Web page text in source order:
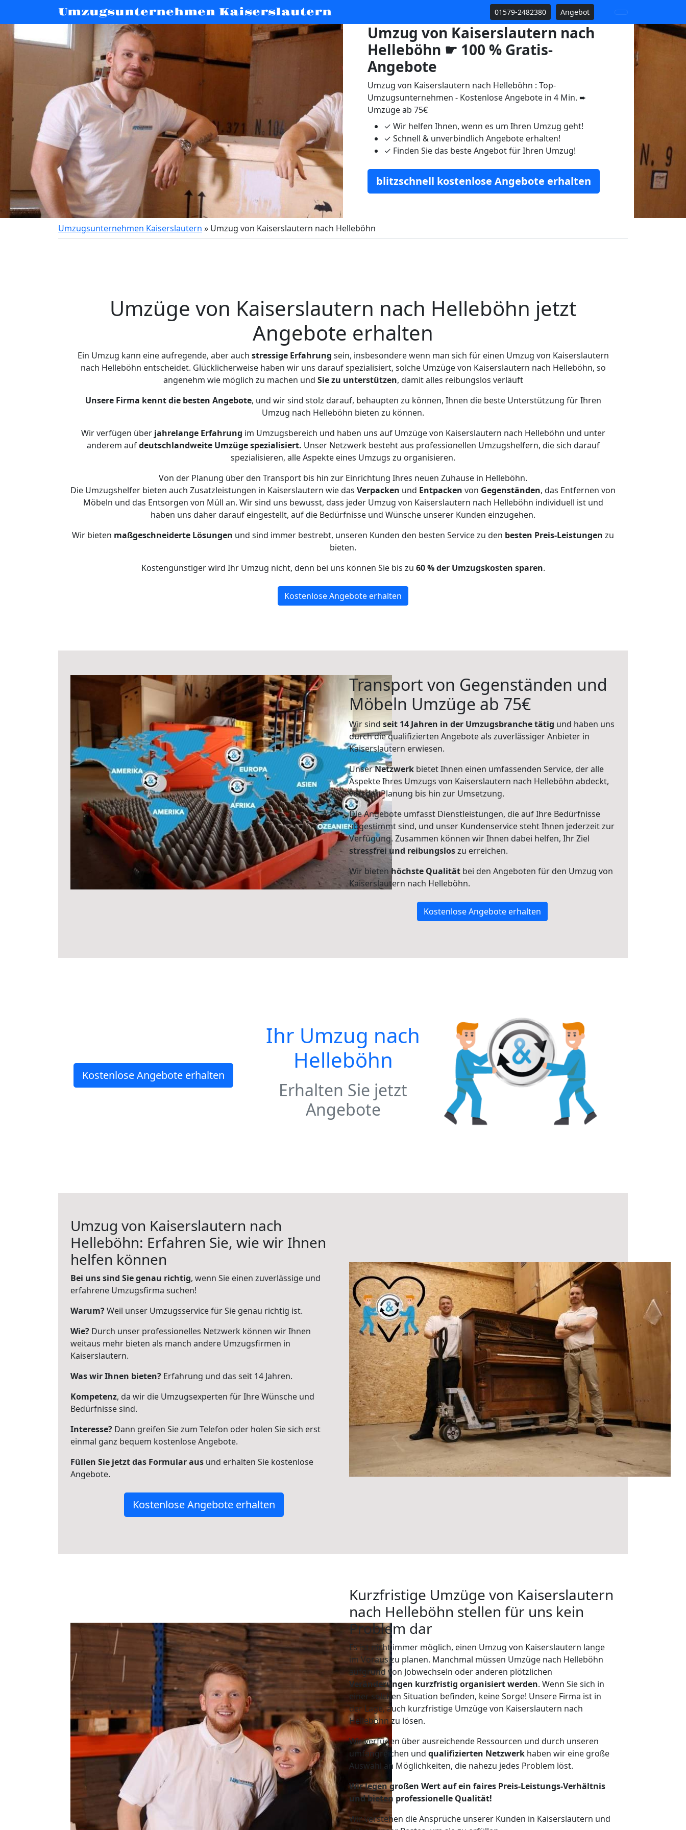
Umzugsunternehmen Kaiserslautern 01579-2482380 Angebot
Umzug von Kaiserslautern nach
Helleböhn ☛ 100 % Gratis-
Angebote
Umzug von Kaiserslautern nach Helleböhn : Top-
Umzugsunternehmen - Kostenlose Angebote in 4 Min. ➨
Umzüge ab 75€
✓ Wir helfen Ihnen, wenn es um Ihren Umzug geht!
✓ Schnell & unverbindlich Angebote erhalten!
✓ Finden Sie das beste Angebot für Ihren Umzug!
blitzschnell kostenlose Angebote erhalten
Umzugsunternehmen Kaiserslautern » Umzug von Kaiserslautern nach Helleböhn
Umzüge von Kaiserslautern nach Helleböhn jetzt
Angebote erhalten
Ein Umzug kann eine aufregende, aber auch stressige Erfahrung sein, insbesondere wenn man sich für einen Umzug von Kaiserslautern
nach Helleböhn entscheidet. Glücklicherweise haben wir uns darauf spezialisiert, solche Umzüge von Kaiserslautern nach Helleböhn, so
angenehm wie möglich zu machen und Sie zu unterstützen, damit alles reibungslos verläuft
Unsere Firma kennt die besten Angebote, und wir sind stolz darauf, behaupten zu können, Ihnen die beste Unterstützung für Ihren
Umzug nach Helleböhn bieten zu können.
Wir verfügen überjahrelange Erfahrung im Umzugsbereich und haben uns auf Umzüge von Kaiserslautern nach Helleböhn und unter
anderem aufdeutschlandweite Umzüge spezialisiert. Unser Netzwerk besteht aus professionellen Umzugshelfern, die sich darauf
spezialisieren, alle Aspekte eines Umzugs zu organisieren.
Von der Planung über den Transport bis hin zur Einrichtung Ihres neuen Zuhause in Helleböhn.
Die Umzugshelfer bieten auch Zusatzleistungen in Kaiserslautern wie das Verpacken und Entpacken von Gegenständen, das Entfernen von
Möbeln und das Entsorgen von Müll an. Wir sind uns bewusst, dass jeder Umzug von Kaiserslautern nach Helleböhn individuell ist und
haben uns daher darauf eingestellt, auf die Bedürfnisse und Wünsche unserer Kunden einzugehen.
Wir bieten maßgeschneiderte Lösungen und sind immer bestrebt, unseren Kunden den besten Service zu den besten Preis-Leistungen zu
bieten.
Kostengünstiger wird Ihr Umzug nicht, denn bei uns können Sie bis zu 60 % der Umzugskosten sparen.
Kostenlose Angebote erhalten
Transport von Gegenständen und
Möbeln Umzüge ab 75€
Wir sind seit 14 Jahren in der Umzugsbranche tätig und haben uns
durch die qualifizierten Angebote als zuverlässiger Anbieter in
Kaiserslautern erwiesen.
UnserNetzwerk bietet Ihnen einen umfassenden Service, der alle
Aspekte Ihres Umzugs von Kaiserslautern nach Helleböhn abdeckt,
von der Planung bis hin zur Umsetzung.
Die Angebote umfasst Dienstleistungen, die auf Ihre Bedürfnisse
abgestimmt sind, und unser Kundenservice steht Ihnen jederzeit zur
Verfügung. Zusammen können wir Ihnen dabei helfen, Ihr Ziel
stressfrei und reibungsloszu erreichen.
Wir bieten höchste Qualität bei den Angeboten für den Umzug von
Kaiserslautern nach Helleböhn.
Kostenlose Angebote erhalten
Kostenlose Angebote erhalten
Ihr Umzug nach
Helleböhn
Erhalten Sie jetzt
Angebote
Umzug von Kaiserslautern nach
Helleböhn: Erfahren Sie, wie wir Ihnen
helfen können
Bei uns sind Sie genau richtig, wenn Sie einen zuverlässige und
erfahrene Umzugsfirma suchen!
Warum?Weil unser Umzugsservice für Sie genau richtig ist.
Wie? Durch unser professionelles Netzwerk können wir Ihnen
weitaus mehr bieten als manch andere Umzugsfirmen in
Kaiserslautern.
Was wir Ihnen bieten? Erfahrung und das seit 14 Jahren.
Kompetenz, da wir die Umzugsexperten für Ihre Wünsche und
Bedürfnisse sind.
Interesse? Dann greifen Sie zum Telefon oder holen Sie sich erst
einmal ganz bequem kostenlose Angebote.
Füllen Sie jetzt das Formular aus und erhalten Sie kostenlose
Angebote.
Kostenlose Angebote erhalten
Kurzfristige Umzüge von Kaiserslautern
nach Helleböhn stellen für uns kein
Problem dar
Es ist nicht immer möglich, einen Umzug von Kaiserslautern lange
im Voraus zu planen. Manchmal müssen Umzüge nach Helleböhn
aufgrund von Jobwechseln oder anderen plötzlichen
Veränderungen kurzfristig organisiert werden. Wenn Sie sich in
einer solchen Situation befinden, keine Sorge! Unsere Firma ist in
der Lage, auch kurzfristige Umzüge von Kaiserslautern nach
Helleböhn zu lösen.
Wir verfügen über ausreichende Ressourcen und durch unseren
umfangreichen und qualifizierten Netzwerk haben wir eine große
Auswahl an Möglichkeiten, die nahezu jedes Problem löst.
Wir legen großen Wert auf ein faires Preis-Leistungs-Verhältnis
und bieten professionelle Qualität!
Wir verstehen die Ansprüche unserer Kunden in Kaiserslautern und